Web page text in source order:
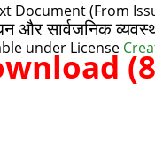
Document (From
और सार्वजनिक
under License